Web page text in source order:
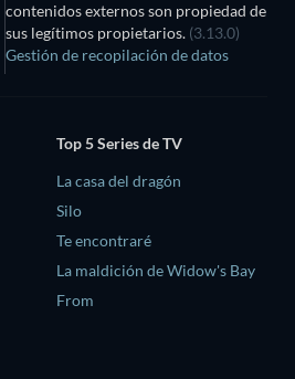
contenidos externos son propiedad de
sus legítimos propietarios. (3.13.0)
Gestión de recopilación de datos
Top 5 Series de TV
La casa del dragón
Silo
Te encontraré
La maldición de Widow's Bay
From